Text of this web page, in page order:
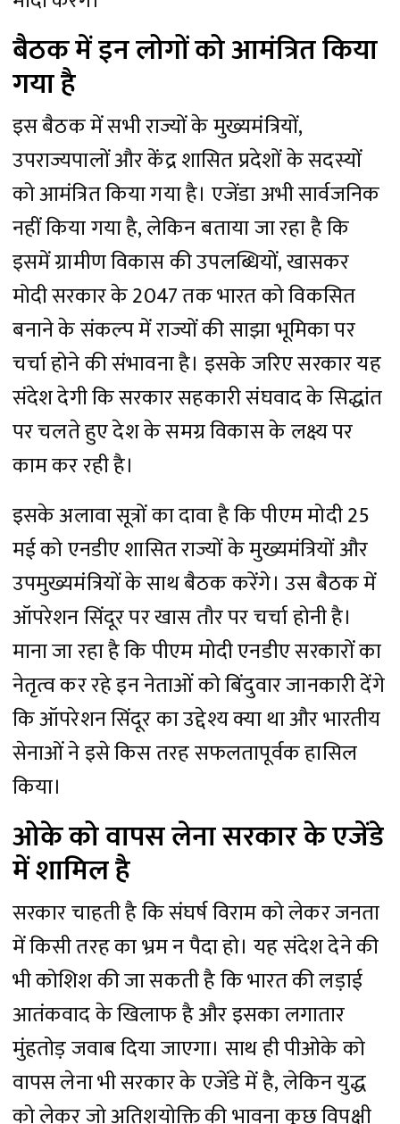
बैठक में इन लोगों को आमंत्रित किया
गया है
इस बैठक में सभी राज्यों के मुख्यमंत्रियों,
उपराज्यपालों और केंद्र शासित प्रदेशों के सदस्यों
को आमंत्रित किया गया है। एजेंडा अभी सार्वजनिक
नहीं किया गया है, लेकिन बताया जा रहा है कि
इसमें ग्रामीण विकास की उपलब्धियों, खासकर
मोदी सरकार के 2047 तक भारत को विकसित
बनाने के संकल्प में राज्यों की साझा भूमिका पर
चर्चा होने की संभावना है। इसके जरिए सरकार यह
संदेश देगी कि सरकार सहकारी संघवाद के सिद्धांत
पर चलते हुए देश के समग्र विकास के लक्ष्य पर
काम कर रही है।
इसके अलावा सूत्रों का दावा है कि पीएम मोदी 25
मई को एनडीए शासित राज्यों के मुख्यमंत्रियों और
उपमुख्यमंत्रियों के साथ बैठक करेंगे। उस बैठक में
ऑपरेशन सिंदूर पर खास तौर पर चर्चा होनी है।
माना जा रहा है कि पीएम मोदी एनडीए सरकारों का
नेतृत्व कर रहे इन नेताओं को बिंदुवार जानकारी देंगे
कि ऑपरेशन सिंदूर का उद्देश्य क्या था और भारतीय
सेनाओं ने इसे किस तरह सफलतापूर्वक हासिल
किया।
ओके को वापस लेना सरकार के एजेंडे
में शामिल है
सरकार चाहती है कि संघर्ष विराम को लेकर जनता
में किसी तरह का भ्रम न पैदा हो। यह संदेश देने की
भी कोशिश की जा सकती है कि भारत की लड़ाई
आतंकवाद के खिलाफ है और इसका लगातार
मुंहतोड़ जवाब दिया जाएगा। साथ ही पीओके को
वापस लेना भी सरकार के एजेंडे में है, लेकिन युद्ध
को लेकर जो अतिशयोक्ति की भावना कुछ विपक्षी